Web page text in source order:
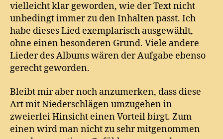
vielleicht klar geworden, wie der Text nicht
unbedingt immer zu den Inhalten passt. Ich
habe dieses Lied exemplarisch ausgewählt,
ohne einen besonderen Grund. Viele andere
Lieder des Albums wären der Aufgabe ebenso
gerecht geworden.
Bleibt mir aber noch anzumerken, dass diese
Art mit Niederschlägen umzugehen in
zweierlei Hinsicht einen Vorteil birgt. Zum
einen wird man nicht zu sehr mitgenommen